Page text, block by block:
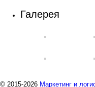
Галерея
© 2015-2026 Маркетинг и